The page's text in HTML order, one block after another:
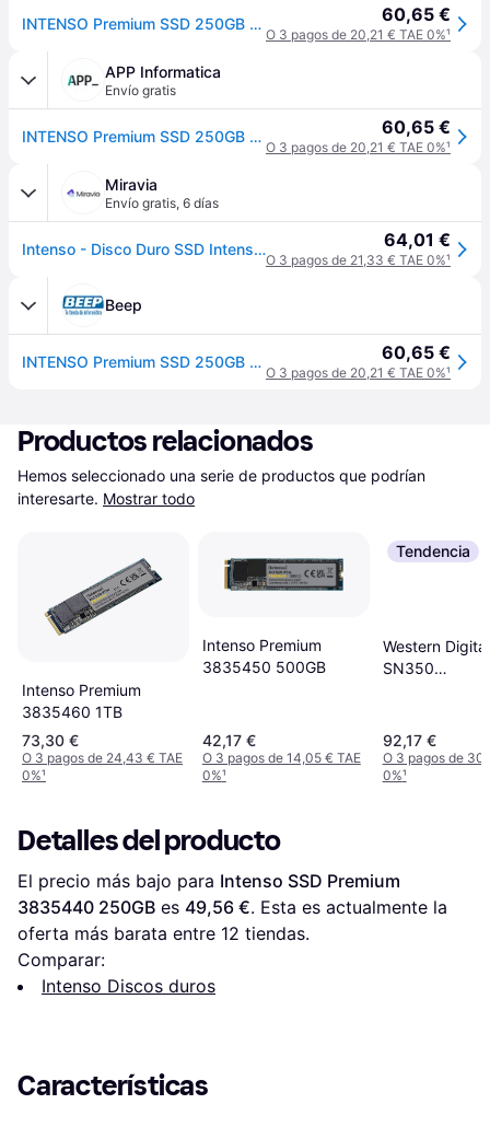
INTENSO Premium SSD 250GB M.2 2100MB/s PCI Express 3.0 NVMe 60,65 €
O 3 pagos de 20,21 € TAE 0%¹
APP Informatica
Envío gratis
INTENSO Premium SSD 250GB M.2 2100MB/s PCI Express 3.0 NVMe 60,65 €
O 3 pagos de 20,21 € TAE 0%¹
Miravia
Envío gratis, 6 días
Intenso - Disco Duro SSD Intenso Premium 250GB M.2 NVMe PCIe 3.0 con lectura hasta 2100 MB/s, escritura 1100 MB/s, formato 2280 ideal para ultrabooks y PC 64,01 €
O 3 pagos de 21,33 € TAE 0%¹
Beep
INTENSO Premium SSD 250GB M.2 2100MB/s PCI Express 3.0 NVMe 60,65 €
O 3 pagos de 20,21 € TAE 0%¹
Productos relacionados
Hemos seleccionado una serie de productos que podrían
interesarte. Mostrar todo
Intenso Premium
3835460 1TB
73,30 €
O 3 pagos de 24,43 € TAE
0%¹
Intenso Premium
3835450 500GB
42,17 €
O 3 pagos de 14,05 € TAE
0%¹
Tendencia
Western
SN350
92,17 €
O 3 pagos de
0%¹
Detalles del producto
El precio más bajo para Intenso SSD Premium
3835440 250GB es 49,56 €. Esta es actualmente la
oferta más barata entre 12 tiendas.
Comparar:
Intenso Discos duros
Características